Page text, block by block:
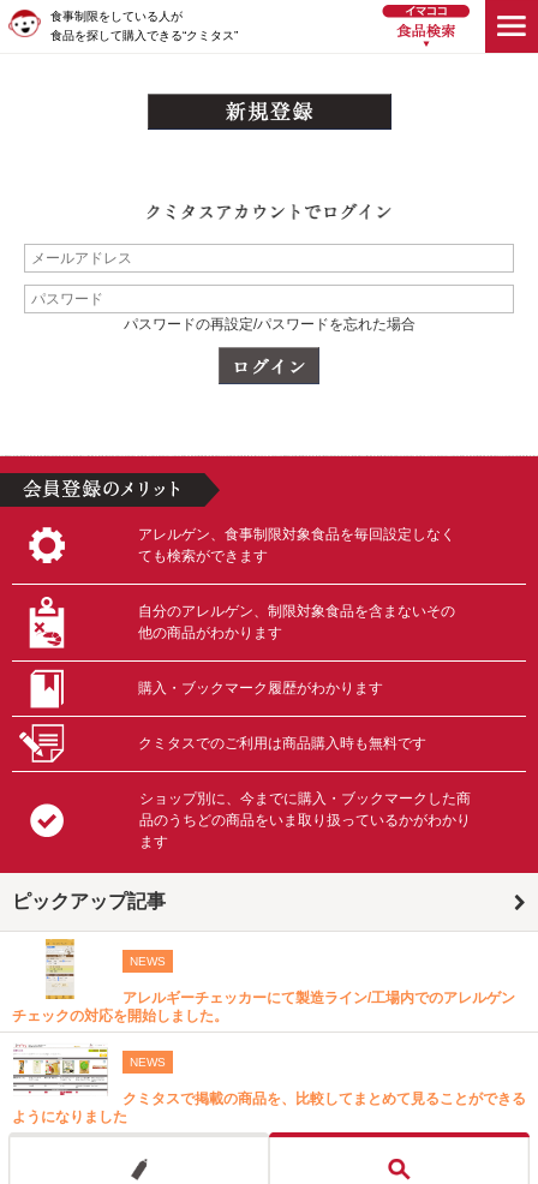
食事制限をしている人が
食品を探して購入できる“クミタス”
パスワードの再設定/パスワードを忘れた場合
アレルゲン、食事制限対象食品を毎回設定しなく
ても検索ができます
自分のアレルゲン、制限対象食品を含まないその
他の商品がわかります
購入・ブックマーク履歴がわかります
クミタスでのご利用は商品購入時も無料です
ショップ別に、今までに購入・ブックマークした商
品のうちどの商品をいま取り扱っているかがわかり
ます
ピックアップ記事
NEWS
アレルギーチェッカーにて製造ライン/工場内でのアレルゲン
チェックの対応を開始しました。
NEWS
クミタスで掲載の商品を、比較してまとめて見ることができる
ようになりました